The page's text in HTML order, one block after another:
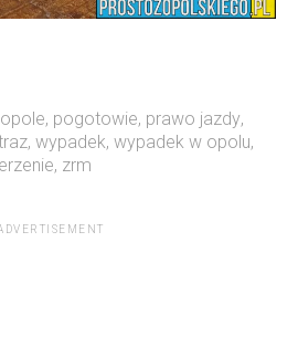
opole, pogotowie, prawo jazdy,
, wypadek, wypadek w opolu,
, zrm